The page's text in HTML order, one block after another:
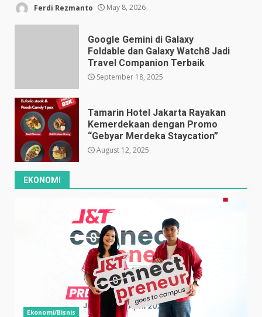
Ferdi Rezmanto May 8, 2026
Google Gemini di Galaxy
Foldable dan Galaxy Watch8 Jadi
Travel Companion Terbaik
September 18, 2025
Tamarin Hotel Jakarta Rayakan
Kemerdekaan dengan Promo
“Gebyar Merdeka Staycation”
August 12, 2025
EKONOMI
Ekonomi/Bisnis